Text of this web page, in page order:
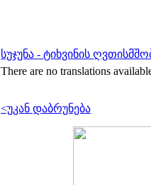
სუჯუნა - ტიხვინის
There are no translations
<უკან დაბრუნება